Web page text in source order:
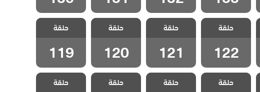
مسلسل شارع
السلام الحلقة
122
حلقة
122
مسلسل شارع
السلام الحلقة
121
حلقة
121
مسلسل شارع
السلام الحلقة
120
حلقة
120
مسلسل شارع
السلام الحلقة
119
حلقة
119
مسلسل شارع
السلام الحلقة
حلقة
مسلسل شارع
السلام الحلقة
حلقة
مسلسل شارع
السلام الحلقة
حلقة
مسلسل شارع
السلام الحلقة
حلقة